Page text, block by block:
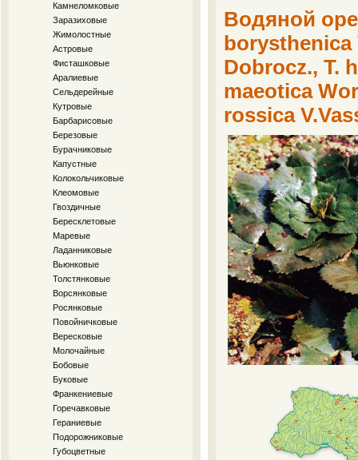
Камнеломковые
Заразиховые
Жимолостные
Астровые
Фисташковые
Аралиевые
Сельдерейные
Кутровые
Барбарисовые
Березовые
Бурачниковые
Капустные
Колокольчиковые
Клеомовые
Гвоздичные
Бересклетовые
Маревые
Ладанниковые
Вьюнковые
Толстянковые
Ворсянковые
Росянковые
Повойничковые
Вересковые
Молочайные
Бобовые
Буковые
Франкениевые
Горечавковые
Гераниевые
Подорожниковые
Губоцветные
Водяной
borysthenica
Dobrocz., T.
maeotica
rossica